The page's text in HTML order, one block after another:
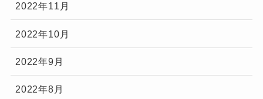
2022年11月
2022年10月
2022年9月
2022年8月